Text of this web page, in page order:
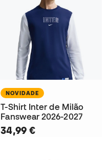
NOVIDADE
T-Shirt Inter de Milão
Fanswear 2026-2027
34,99 €